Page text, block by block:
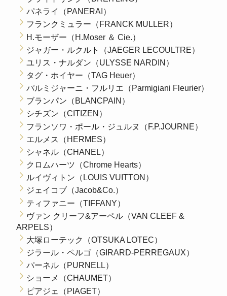
パネライ（PANERAI）
フランクミュラー（FRANCK MULLER）
H.モーザー（H.Moser ＆ Cie.）
ジャガー・ルクルト（JAEGER LECOULTRE）
ユリス・ナルダン（ULYSSE NARDIN）
タグ・ホイヤー（TAG Heuer）
パルミジャーニ・フルリエ（Parmigiani Fleurier）
ブランパン（BLANCPAIN）
シチズン（CITIZEN）
フランソワ・ポール・ジュルヌ（F.P.JOURNE）
エルメス（HERMES）
シャネル（CHANEL）
クロムハーツ（Chrome Hearts）
ルイヴィトン（LOUIS VUITTON）
ジェイコブ（Jacob&Co.）
ティファニー（TIFFANY）
ヴァン クリーフ&アーペル（VAN CLEEF &
ARPELS）
大塚ローテック（OTSUKA LOTEC）
ジラール・ペルゴ（GIRARD-PERREGAUX）
パーネル（PURNELL）
ショーメ（CHAUMET）
ピアジェ（PIAGET）